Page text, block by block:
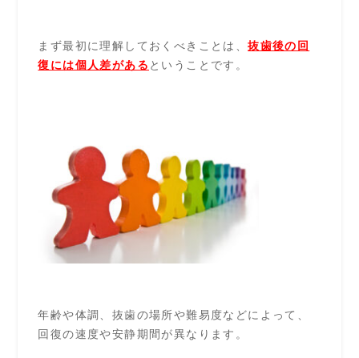
まず最初に理解し ておくべきことは、抜歯後の回
復には個人差がある ということです。
年齢や体調、抜歯の場所や難易度などによって、
回復の速度や安静期間が異なります。